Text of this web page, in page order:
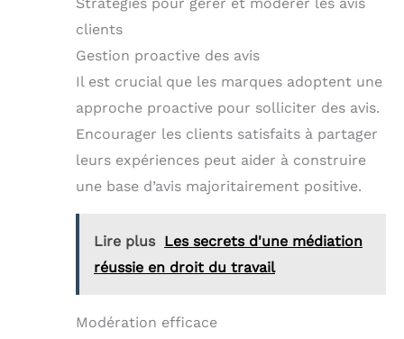
clients
Gestion proactive des avis
Il est crucial que les marques adoptent une
approche proactive pour solliciter des avis.
Encourager les clients satisfaits à partager
leurs expériences peut aider à construire
une base d’avis majoritairement positive.
Lire plus Les secrets d'une médiation
réussie en droit du travail
Modération efficace